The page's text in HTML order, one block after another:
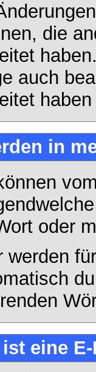
die
auch
in
oder
werden
ist eine